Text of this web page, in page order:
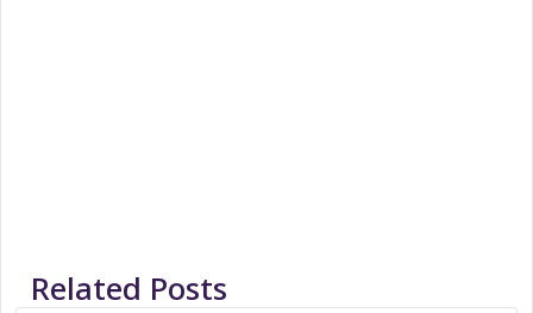
Related Posts